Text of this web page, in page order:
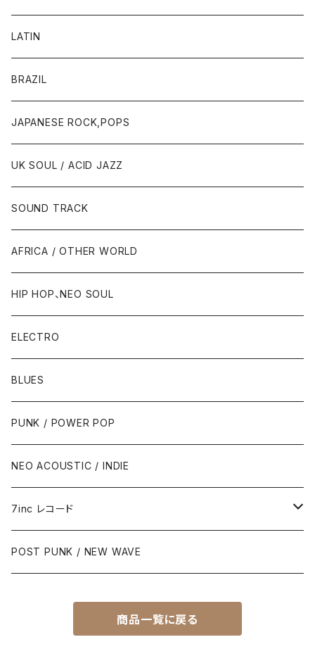
LATIN
BRAZIL
JAPANESE ROCK,POPS
UK SOUL / ACID JAZZ
SOUND TRACK
AFRICA / OTHER WORLD
HIP HOP、NEO SOUL
ELECTRO
BLUES
PUNK / POWER POP
NEO ACOUSTIC / INDIE
7inc レコード
PUNK / 2TONE
SKA / ROCK STEADY / REGGAE
POST PUNK / NEW WAVE
商品一覧に戻る